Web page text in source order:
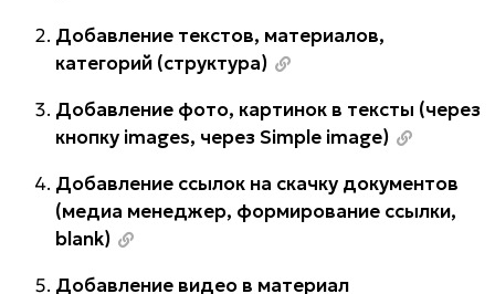
Добавление текстов, материалов,
категорий (структура)
Добавление фото, картинок в тексты (через
кнопку images, через Simple image)
Добавление ссылок на скачку документов
(медиа менеджер, формирование ссылки,
blank)
Добавление видео в материал